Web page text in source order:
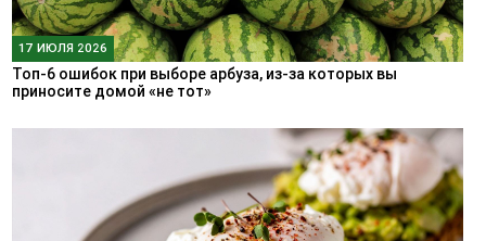
17 ИЮЛЯ 2026
Топ-6 ошибок при выборе арбуза, из-за которых вы
приносите домой «не тот»